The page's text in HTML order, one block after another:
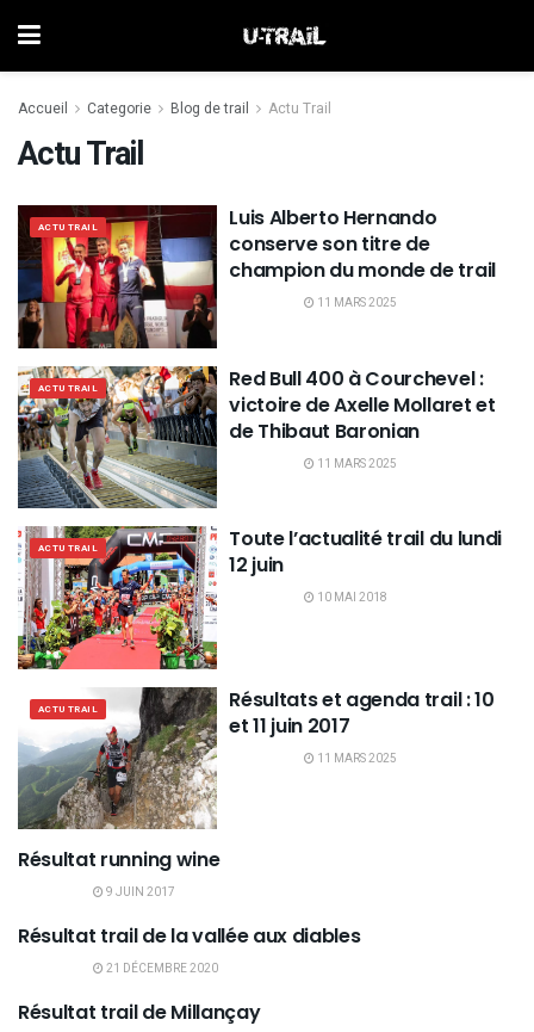
Accueil Categorie Blog de trail Actu Trail
Actu Trail
ACTU TRAIL
Luis Alberto Hernando
conserve son titre de
champion du monde de trail
11 MARS 2025
ACTU TRAIL
Red Bull 400 à Courchevel :
victoire de Axelle Mollaret et
de Thibaut Baronian
11 MARS 2025
ACTU TRAIL
Toute l’actualité trail du lundi
12 juin
10 MAI 2018
ACTU TRAIL
Résultats et agenda trail : 10
et 11 juin 2017
11 MARS 2025
RÉSULTATS TRAILS
Résultat running wine
9 JUIN 2017
RÉSULTATS TRAILS
Résultat trail de la vallée aux diables
21 DÉCEMBRE 2020
RÉSULTATS TRAILS
Résultat trail de Millançay